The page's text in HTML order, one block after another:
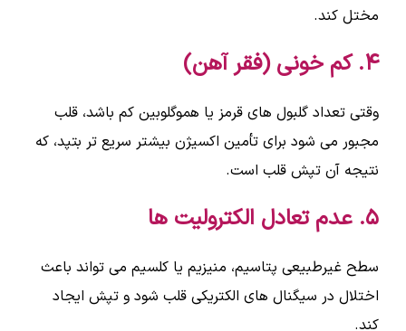
مختل کند.
۴. کم خونی (فقر آهن)
وقتی تعداد گلبول های قرمز یا هموگلوبین کم باشد، قلب
مجبور می شود برای تأمین اکسیژن بیشتر سریع تر بتپد، که
نتیجه آن تپش قلب است.
۵. عدم تعادل الکترولیت ها
سطح غیرطبیعی پتاسیم، منیزیم یا کلسیم می تواند باعث
اختلال در سیگنال های الکتریکی قلب شود و تپش ایجاد
کند.